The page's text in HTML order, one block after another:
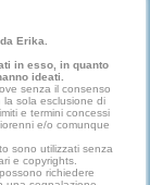
Erika.
in esso, in quanto
ideati.
senza il consenso
la sola esclusione di
e termini concessi
e/o comunque
sono utilizzati senza
e copyrights.
richiedere